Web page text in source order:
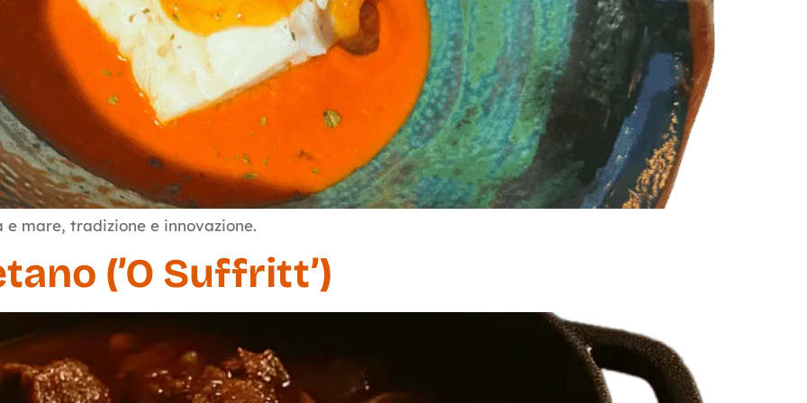
mare, tradizione e innovazione.
(’O Suffritt’)